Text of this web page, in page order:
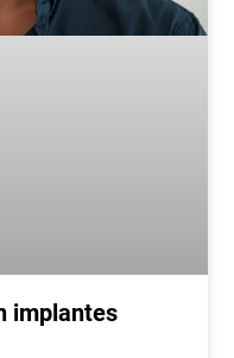
implantes